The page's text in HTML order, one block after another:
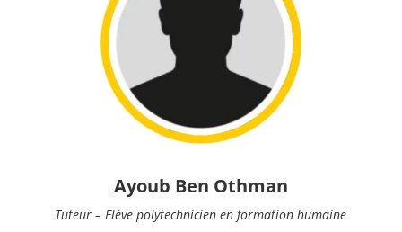
Ayoub Ben Othman
Tuteur – Elève polytechnicien en formation humaine